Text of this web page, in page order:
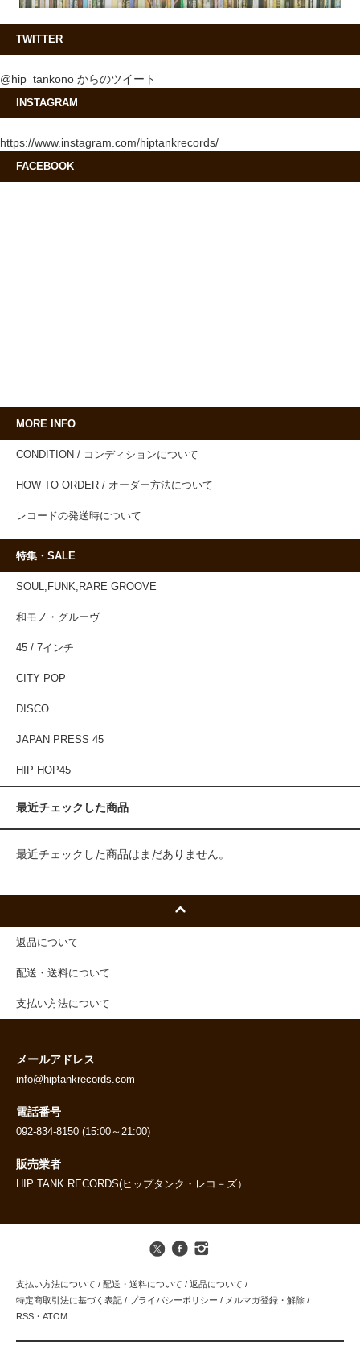
TWITTER
@hip_tankono からのツイート
INSTAGRAM
https://www.instagram.com/hiptankrecords/
FACEBOOK
MORE INFO
CONDITION / コンディションについて
HOW TO ORDER / オーダー方法について
レコードの発送時について
特集・SALE
SOUL,FUNK,RARE GROOVE
和モノ・グルーヴ
45 / 7インチ
CITY POP
DISCO
JAPAN PRESS 45
HIP HOP45
最近チェックした商品
最近チェックした商品はまだありません。
返品について
配送・送料について
支払い方法について
メールアドレス
info@hiptankrecords.com
電話番号
092-834-8150 (15:00～21:00)
販売業者
HIP TANK RECORDS(ヒップタンク・レコ－ズ）
支払い方法について / 配送・送料について / 返品について /
特定商取引法に基づく表記 / プライバシーポリシー / メルマガ登録・解除 /
RSS ・ ATOM